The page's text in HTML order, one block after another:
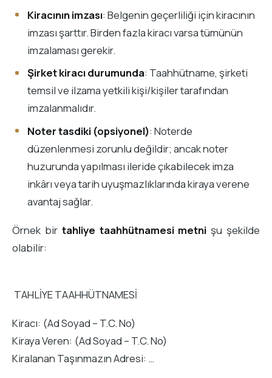
Kiracının imzası: Belgenin geçerliliği için kiracının
imzası şarttır. Birden fazla kiracı varsa tümünün
imzalaması gerekir.
Şirket kiracı durumunda: Taahhütname, şirketi
temsil ve ilzama yetkili kişi/kişiler tarafından
imzalanmalıdır.
Noter tasdiki (opsiyonel): Noterde
düzenlenmesi zorunlu değildir; ancak noter
huzurunda yapılması ileride çıkabilecek imza
inkârı veya tarih uyuşmazlıklarında kiraya verene
avantaj sağlar.
Örnek bir tahliye taahhütnamesi metni şu şekilde
olabilir:
TAHLİYE TAAHHÜTNAMESİ
Kiracı: (Ad Soyad – T.C. No)
Kiraya Veren: (Ad Soyad – T.C. No)
Kiralanan Taşınmazın Adresi: …